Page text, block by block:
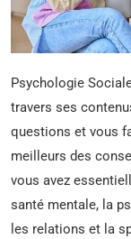
Psychologie
travers ses
questions et vous
meilleurs des
vous avez
santé mentale, la
les relations et la